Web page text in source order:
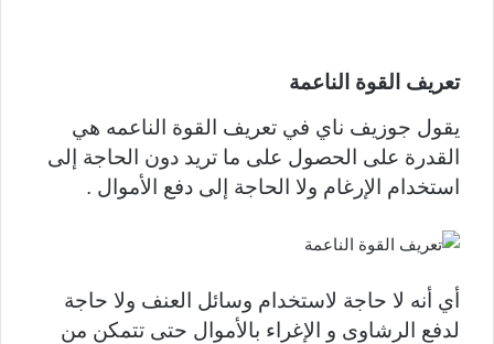
تعريف القوة الناعمة
يقول جوزيف ناي في تعريف القوة الناعمه هي
القدرة على الحصول على ما تريد دون الحاجة إلى
استخدام الإرغام ولا الحاجة إلى دفع الأموال .
أي أنه لا حاجة لاستخدام وسائل العنف ولا حاجة
لدفع الرشاوى و الإغراء بالأموال حتى تتمكن من